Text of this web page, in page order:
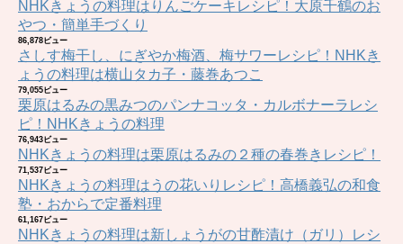
NHKきょうの料理はりんごケーキレシピ！大原千鶴のお
やつ・簡単手づくり
86,878ビュー
さしす梅干し、にぎやか梅酒、梅サワーレシピ！NHKき
ょうの料理は横山タカ子・藤巻あつこ
79,055ビュー
栗原はるみの黒みつのパンナコッタ・カルボナーラレシ
ピ！NHKきょうの料理
76,943ビュー
NHKきょうの料理は栗原はるみの２種の春巻きレシピ！
71,537ビュー
NHKきょうの料理はうの花いりレシピ！高橋義弘の和食
塾・おからで定番料理
61,167ビュー
NHKきょうの料理は新しょうがの甘酢漬け（ガリ）レシ